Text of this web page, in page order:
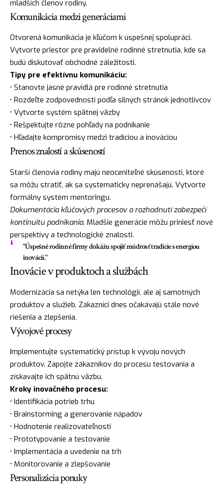
mladších členov rodiny.
Komunikácia medzi generáciami
Otvorená komunikácia je kľúčom k úspešnej spolupráci.
Vytvorte priestor pre pravidelné rodinné stretnutia, kde sa
budú diskutovať obchodné záležitosti.
Tipy pre efektívnu komunikáciu:
• Stanovte jasné pravidlá pre rodinné stretnutia
• Rozdeľte zodpovednosti podľa silných stránok jednotlivcov
• Vytvorte systém spätnej väzby
• Rešpektujte rôzne pohľady na podnikanie
• Hľadajte kompromisy medzi tradíciou a inováciou
Prenos znalostí a skúseností
Starší členovia rodiny majú neoceniteľné skúsenosti, ktoré
sa môžu stratiť, ak sa systematicky neprenášajú. Vytvorte
formálny systém mentoringu.
Dokumentácia kľúčových procesov a rozhodnutí zabezpečí
kontinuitu podnikania. Mladšie generácie môžu priniesť nové
perspektívy a technologické znalosti.
"Úspešné rodinné firmy dokážu spojiť múdrosť tradície s energiou
inovácií."
Inovácie v produktoch a službách
Modernizácia sa netýka len technológií, ale aj samotných
produktov a služieb. Zákazníci dnes očakávajú stále nové
riešenia a zlepšenia.
Vývojové procesy
Implementujte systematický prístup k vývoju nových
produktov. Zapojte zákazníkov do procesu testovania a
získavajte ich spätnú väzbu.
Kroky inovačného procesu:
• Identifikácia potrieb trhu
• Brainstorming a generovanie nápadov
• Hodnotenie realizovateľnosti
• Prototypovanie a testovanie
• Implementácia a uvedenie na trh
• Monitorovanie a zlepšovanie
Personalizácia ponuky